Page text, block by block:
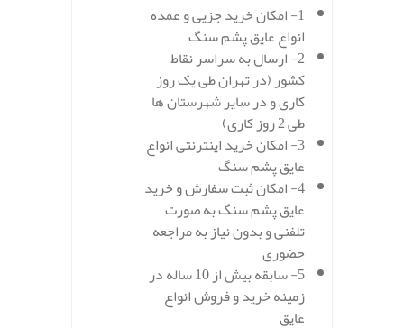
1- امکان خرید جزیی و عمده
انواع عایق پشم سنگ
2- ارسال به سراسر نقاط
کشور (در تهران طی یک روز
کاری و در سایر شهرستان ها
طی 2 روز کاری)
3- امکان خرید اینترنتی انواع
عایق پشم سنگ
4- امکان ثبت سفارش و خرید
عایق پشم سنگ به صورت
تلفنی و بدون نیاز به مراجعه
حضوری
5- سابقه بیش از 10 ساله در
زمینه خرید و فروش انواع
عایق